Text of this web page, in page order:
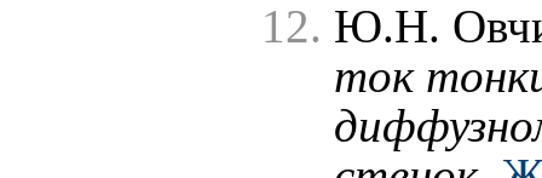
Ю.Н.
ток